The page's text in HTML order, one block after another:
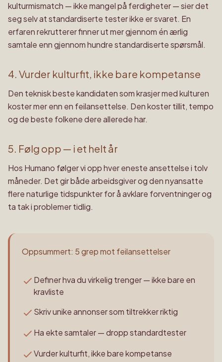
kulturmismatch — ikke mangel på ferdigheter — sier det
seg selv at standardiserte tester ikke er svaret. En
erfaren rekrutterer finner ut mer gjennom én ærlig
samtale enn gjennom hundre standardiserte spørsmål.
4. Vurder kulturfit, ikke bare kompetanse
Den teknisk beste kandidaten som krasjer med kulturen
koster mer enn en feilansettelse. Den koster tillit, tempo
og de beste folkene dere allerede har.
5. Følg opp — i et helt år
Hos Humano følger vi opp hver eneste ansettelse i tolv
måneder. Det gir både arbeidsgiver og den nyansatte
flere naturlige tidspunkter for å avklare forventninger og
ta tak i problemer tidlig.
Oppsummert: 5 grep mot feilansettelser
Definer hva du virkelig trenger — ikke bare en
kravliste
Skriv unike annonser som tiltrekker riktig
Ha ekte samtaler — dropp standardtester
Vurder kulturfit, ikke bare kompetanse